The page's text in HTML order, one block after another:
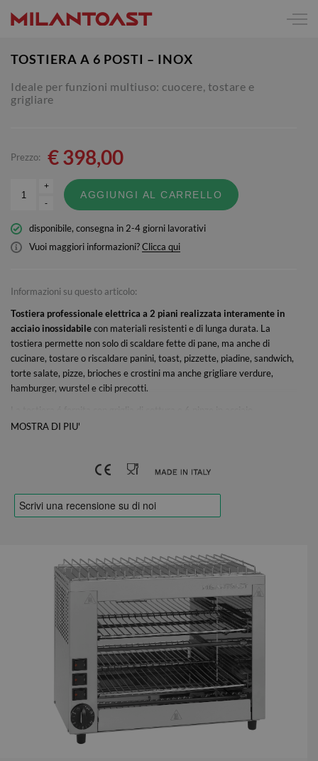
TOSTIERA A 6 POSTI – INOX
Ideale per funzioni multiuso: cuocere, tostare e
grigliare
Prezzo: €398,00
+
-
AGGIUNGI AL CARRELLO
disponibile, consegna in 2-4 giorni lavorativi
Vuoi maggiori informazioni?Clicca qui
Informazioni su questo articolo:
Tostiera professionale elettrica a 2 piani realizzata interamente in
acciaio inossidabilecon materiali resistenti e di lunga durata. La
tostiera permette non solo di scaldare fette di pane, ma anche di
cucinare, tostare o riscaldare panini, toast, pizzette, piadine, sandwich,
torte salate, pizze, brioches e crostini ma anche grigliare verdure,
hamburger, wurstel e cibi precotti.
inossidabile incluse. Il calore viene trasmesso senza contatto con il cibo
garantiscono un’ottima tenuta e resistenza.
La parete posteriore è facile da smontare senza attrezzi. Ciò consente
di cucinare facilmente anche con stampi per soufflé.
utilizzare e da pulire, la tostiera non puó mancare in bar, pub e tavole
calde, ma soprattutto nei buffet delle strutture alberghiere.
MOSTRA DI PIU'